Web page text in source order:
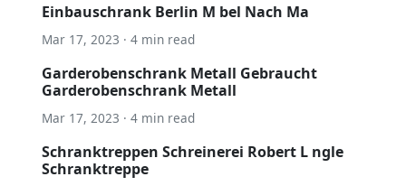
Einbauschrank Berlin M bel Nach Ma
Mar 17, 2023 · 4 min read
Garderobenschrank Metall Gebraucht
Garderobenschrank Metall
Mar 17, 2023 · 4 min read
Schranktreppen Schreinerei Robert L ngle
Schranktreppe